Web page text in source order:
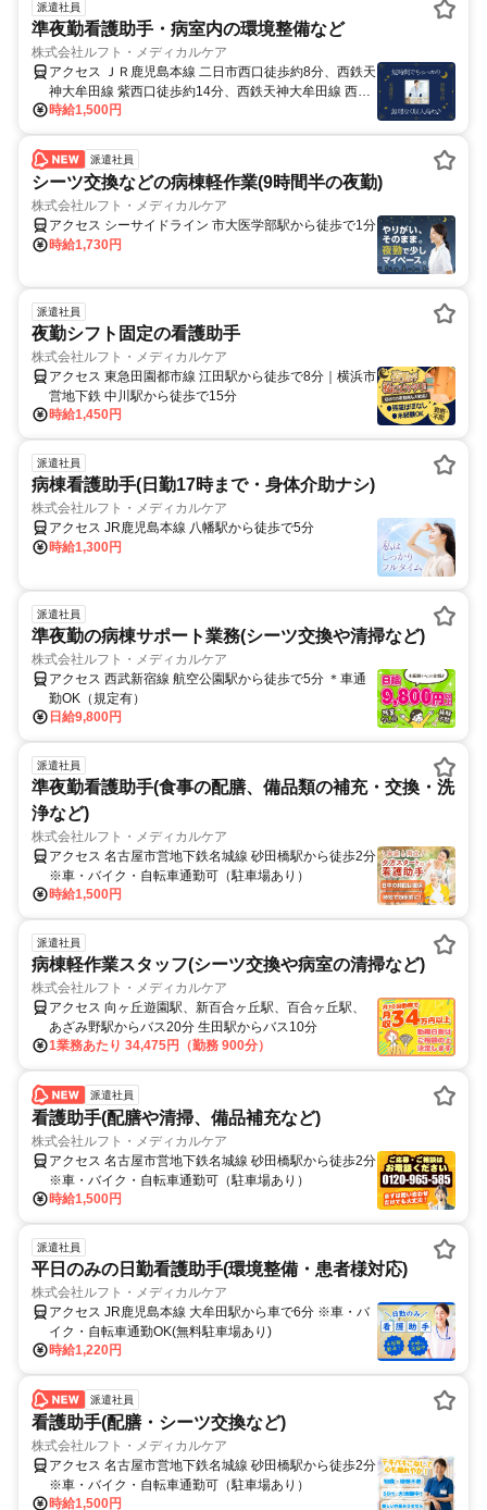
派遣社員
準夜勤看護助手・病室内の環境整備など
株式会社ルフト・メディカルケア
時給1,500円
アクセス ＪＲ鹿児島本線 二日市西口徒歩約8分、西鉄天
神大牟田線 紫西口徒歩約14分、西鉄天神大牟田線 西鉄
二日市西口徒歩約19分 鹿児島本線「二日市駅」、西鉄
天神大牟田線「紫駅」近く ※車・バイク・自転車通勤
可
派遣社員
シーツ交換などの病棟軽作業(9時間半の夜勤)
株式会社ルフト・メディカルケア
時給1,730円
アクセス シーサイドライン 市大医学部駅から徒歩で1分
派遣社員
夜勤シフト固定の看護助手
株式会社ルフト・メディカルケア
時給1,450円
アクセス 東急田園都市線 江田駅から徒歩で8分｜横浜市
営地下鉄 中川駅から徒歩で15分
派遣社員
病棟看護助手(日勤17時まで・身体介助ナシ)
株式会社ルフト・メディカルケア
時給1,300円
アクセス JR鹿児島本線 八幡駅から徒歩で5分
派遣社員
準夜勤の病棟サポート業務(シーツ交換や清掃など)
株式会社ルフト・メディカルケア
日給9,800円
アクセス 西武新宿線 航空公園駅から徒歩で5分 ＊車通
勤OK（規定有）
派遣社員
準夜勤看護助手(食事の配膳、備品類の補充・交換・洗
浄など)
株式会社ルフト・メディカルケア
時給1,500円
アクセス 名古屋市営地下鉄名城線 砂田橋駅から徒歩2分
※車・バイク・自転車通勤可（駐車場あり）
派遣社員
病棟軽作業スタッフ(シーツ交換や病室の清掃など)
株式会社ルフト・メディカルケア
1業務あたり 34,475円（勤務 900分）
アクセス 向ヶ丘遊園駅、新百合ヶ丘駅、百合ヶ丘駅、
あざみ野駅からバス20分 生田駅からバス10分
派遣社員
看護助手(配膳や清掃、備品補充など)
株式会社ルフト・メディカルケア
時給1,500円
アクセス 名古屋市営地下鉄名城線 砂田橋駅から徒歩2分
※車・バイク・自転車通勤可（駐車場あり）
派遣社員
平日のみの日勤看護助手(環境整備・患者様対応)
株式会社ルフト・メディカルケア
時給1,220円
アクセス JR鹿児島本線 大牟田駅から車で6分 ※車・バ
イク・自転車通勤OK(無料駐車場あり)
派遣社員
看護助手(配膳・シーツ交換など)
株式会社ルフト・メディカルケア
時給1,500円
アクセス 名古屋市営地下鉄名城線 砂田橋駅から徒歩2分
※車・バイク・自転車通勤可（駐車場あり）